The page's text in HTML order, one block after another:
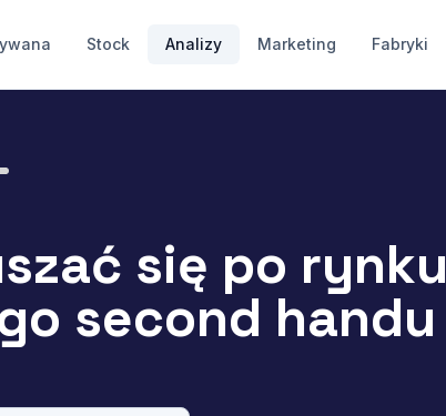
Stock Analizy Marketing Fabryki
się po rynku
second handu